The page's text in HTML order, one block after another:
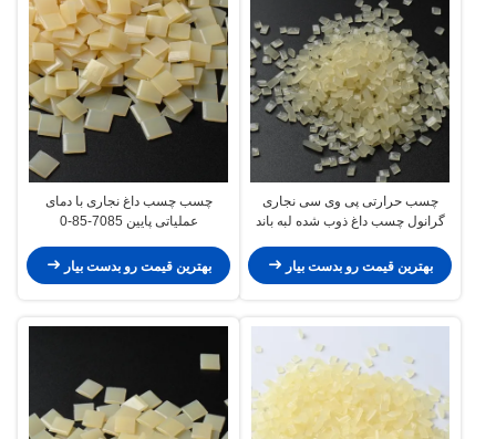
چسب حرارتی پی وی سی نجاری
گرانول چسب داغ ذوب شده لبه باند
بهترین قیمت رو بدست بیار
چسب چسب داغ نجاری با دمای
عملیاتی پایین 7085-85-0
بهترین قیمت رو بدست بیار